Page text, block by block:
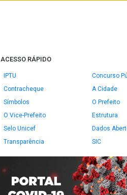
ACESSO RÁPIDO
IPTU
Concurso
Contracheque
A Cidade
Símbolos
O Prefeito
O Vice-Prefeito
Estrutura
Selo Unicef
Dados
Transparência
SIC